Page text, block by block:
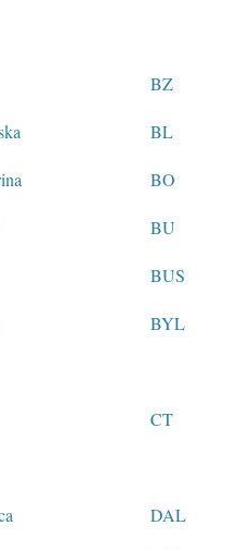
BZ
BL
BO
BU
BUS
BYL
CT
DAL